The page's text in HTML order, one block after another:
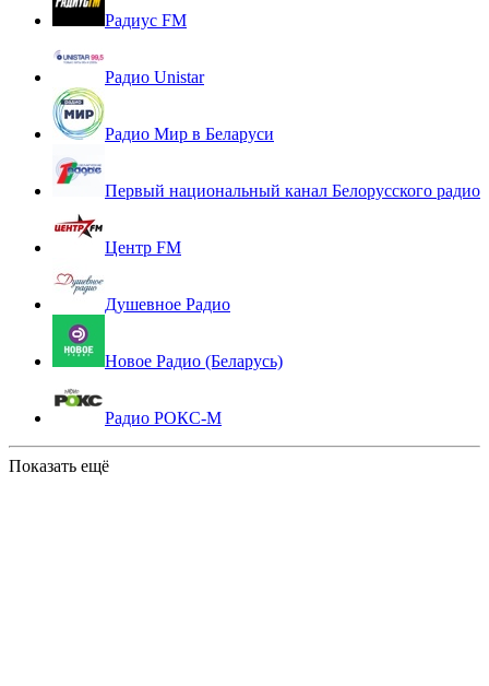
Радиус FM
Радио Unistar
Радио Мир в Беларуси
Первый национальный канал Белорусского радио
Центр FM
Душевное Радио
Новое Радио (Беларусь)
Радио РОКС-М
Показать ещё